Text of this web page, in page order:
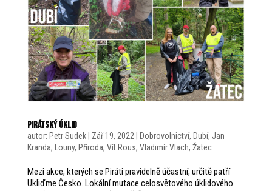
Pirátský úklid
autor: Petr Sudek| Zář 19, 2022 Dobrovolnictví, Dubí, Jan
Kranda, Louny, Příroda, Vít Rous, Vladimír Vlach, Žatec
Mezi akce, kterých se Piráti pravidelně účastní, určitě patří
Ukliďme Česko. Lokální mutace celosvětového úklidového